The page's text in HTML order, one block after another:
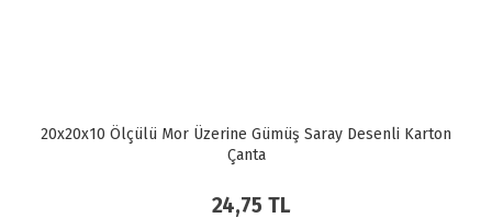
20x20x10 Ölçülü Mor Üzerine Gümüş Saray Desenli Karton
Çanta
24,75 TL